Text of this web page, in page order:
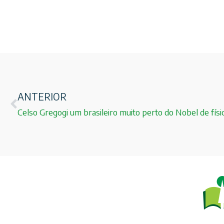
ANTERIOR
Celso Gregogi um brasileiro muito perto do Nobel de